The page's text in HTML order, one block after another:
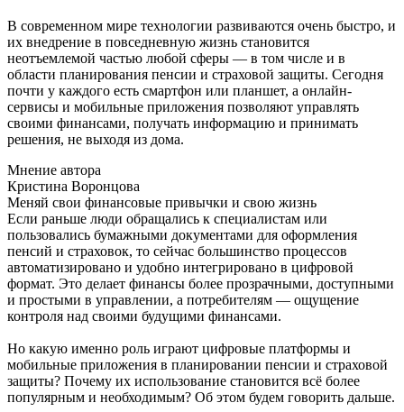
В современном мире технологии развиваются очень быстро, и
их внедрение в повседневную жизнь становится
неотъемлемой частью любой сферы — в том числе и в
области планирования пенсии и страховой защиты. Сегодня
почти у каждого есть смартфон или планшет, а онлайн-
сервисы и мобильные приложения позволяют управлять
своими финансами, получать информацию и принимать
решения, не выходя из дома.
Мнение автора
Кристина Воронцова
Меняй свои финансовые привычки и свою жизнь
Если раньше люди обращались к специалистам или
пользовались бумажными документами для оформления
пенсий и страховок, то сейчас большинство процессов
автоматизировано и удобно интегрировано в цифровой
формат. Это делает финансы более прозрачными, доступными
и простыми в управлении, а потребителям — ощущение
контроля над своими будущими финансами.
Но какую именно роль играют цифровые платформы и
мобильные приложения в планировании пенсии и страховой
защиты? Почему их использование становится всё более
популярным и необходимым? Об этом будем говорить дальше.